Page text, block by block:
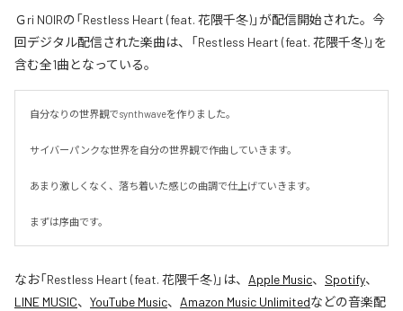
Ｇri NOIRの「Restless Heart (feat. 花隈千冬)」が配信開始された。今
回デジタル配信された楽曲は、「Restless Heart (feat. 花隈千冬)」を
含む全1曲となっている。
自分なりの世界観でsynthwaveを作りました。
サイバーパンクな世界を自分の世界観で作曲していきます。
あまり激しくなく、落ち着いた感じの曲調で仕上げていきます。
まずは序曲です。
なお「Restless Heart (feat. 花隈千冬)」は、 Apple Music、 Spotify、
LINE MUSIC、 YouTube Music、 Amazon Music Unlimitedなどの音楽配